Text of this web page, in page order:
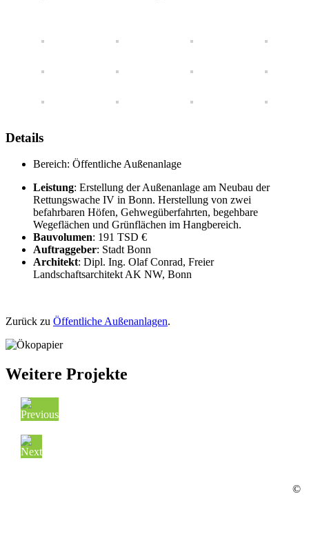
Details
Bereich: Öffentliche Außenanlage
Leistung: Erstellung der Außenanlage am Neubau der
Rettungswache IV in Bonn. Herstellung von zwei
befahrbaren Höfen, Gehwegüberfahrten, begehbare
Wegeflächen und Grünflächen im Hangbereich.
Bauvolumen: 191 TSD €
Auftraggeber: Stadt Bonn
Architekt: Dipl. Ing. Olaf Conrad, Freier
Landschaftsarchitekt AK NW, Bonn
Zurück zu Öffentliche Außenanlagen.
Weitere Projekte
©